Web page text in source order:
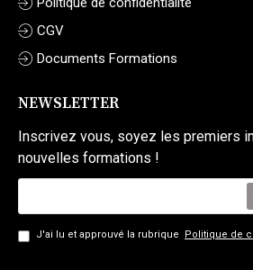
CGV
Documents Formations
NEWSLETTER
Inscrivez vous, soyez les premiers
nouvelles formations !
J'ai lu et approuvé la rubrique Politique de